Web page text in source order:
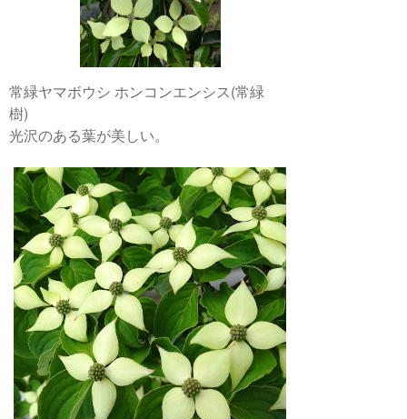
常緑ヤマボウシ ホンコンエンシス(常緑
樹)
光沢のある葉が美しい。